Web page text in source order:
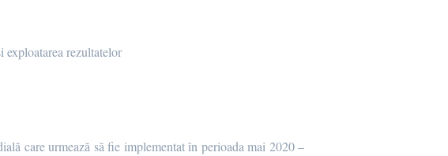
rezultatelor
care urmează să fie implementat în perioada mai 2020 –